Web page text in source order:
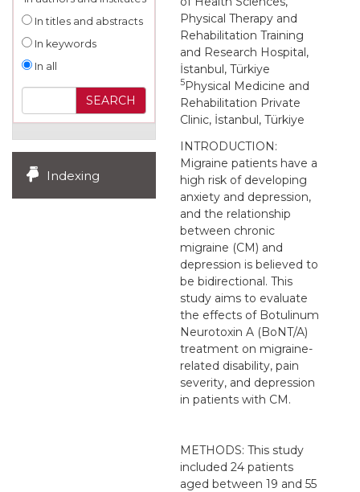
In titles and abstracts
In keywords
In all
Indexing
Physical Therapy and
Rehabilitation Training
and Research Hospital,
İstanbul, Türkiye
5Physical Medicine and
Rehabilitation Private
Clinic, İstanbul, Türkiye
INTRODUCTION:
Migraine patients have a
high risk of developing
anxiety and depression,
and the relationship
between chronic
migraine (CM) and
depression is believed to
be bidirectional. This
study aims to evaluate
the effects of Botulinum
Neurotoxin A (BoNT/A)
treatment on migraine-
related disability, pain
severity, and depression
in patients with CM.
METHODS: This study
included 24 patients
aged between 19 and 55